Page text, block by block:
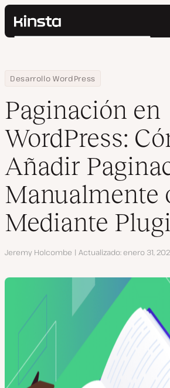
Kinsta®
Precios
Contacto
Buscar
Home
Centro de Recursos
Blog
Desarrollo WordPress
Paginación en WordPress: Cómo Añadir
Paginación en
WordPress:
Añadir
Manualmente
Mediante
Autor
Jeremy Holcombe Actualizado enero 31,